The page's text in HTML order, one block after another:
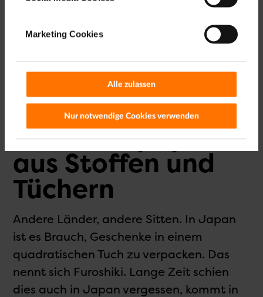
Impressum|Datenschutzinformation
Marketing Cookies
Alle zulassen
Nur notwendige Cookies verwenden
Geschenke eignet sich die Pappe aus
Toiletten­papier­rollen oder Küchen­rollen.
Wer nähen kann, kann auch alte Stoffe
Recycle & Upcycle!
aus Stoffen und
Tüchern
Andere Länder, andere Sitten. In Japan
ist es Brauch, Geschenke in einem
quadratischen Tuch zu verpacken. Das
nennt sich Furoshiki. Lange Zeit schien
dies auch in Japan vergessen, kommt in